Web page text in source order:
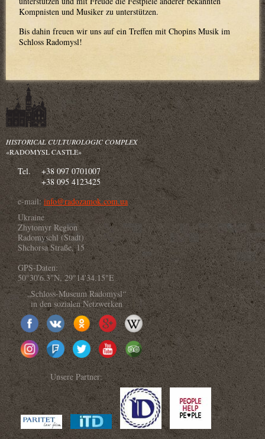
Kompnisten und Musiker zu unterstützen.
Bis dahin freuen wir uns auf ein Treffen mit Chopins Musik im
Schloss Radomysl!
HISTORICAL CULTUROLOGIC COMPLEX
«RADOMYSL CASTLE»
Tel.
+38 097 0701007
+38 095 4123425
e-mail:info@radozamok.com.ua
Ukraine
Zhytomyr Region
Radomyschl (Stadt)
Shchorsa Straße, 15
GPS-Daten:
50°30'6.3"N, 29°14'34.15"E
„Schloss-Museum Radomysl“
in den sozialen Netzwerken
Unsere Partner: